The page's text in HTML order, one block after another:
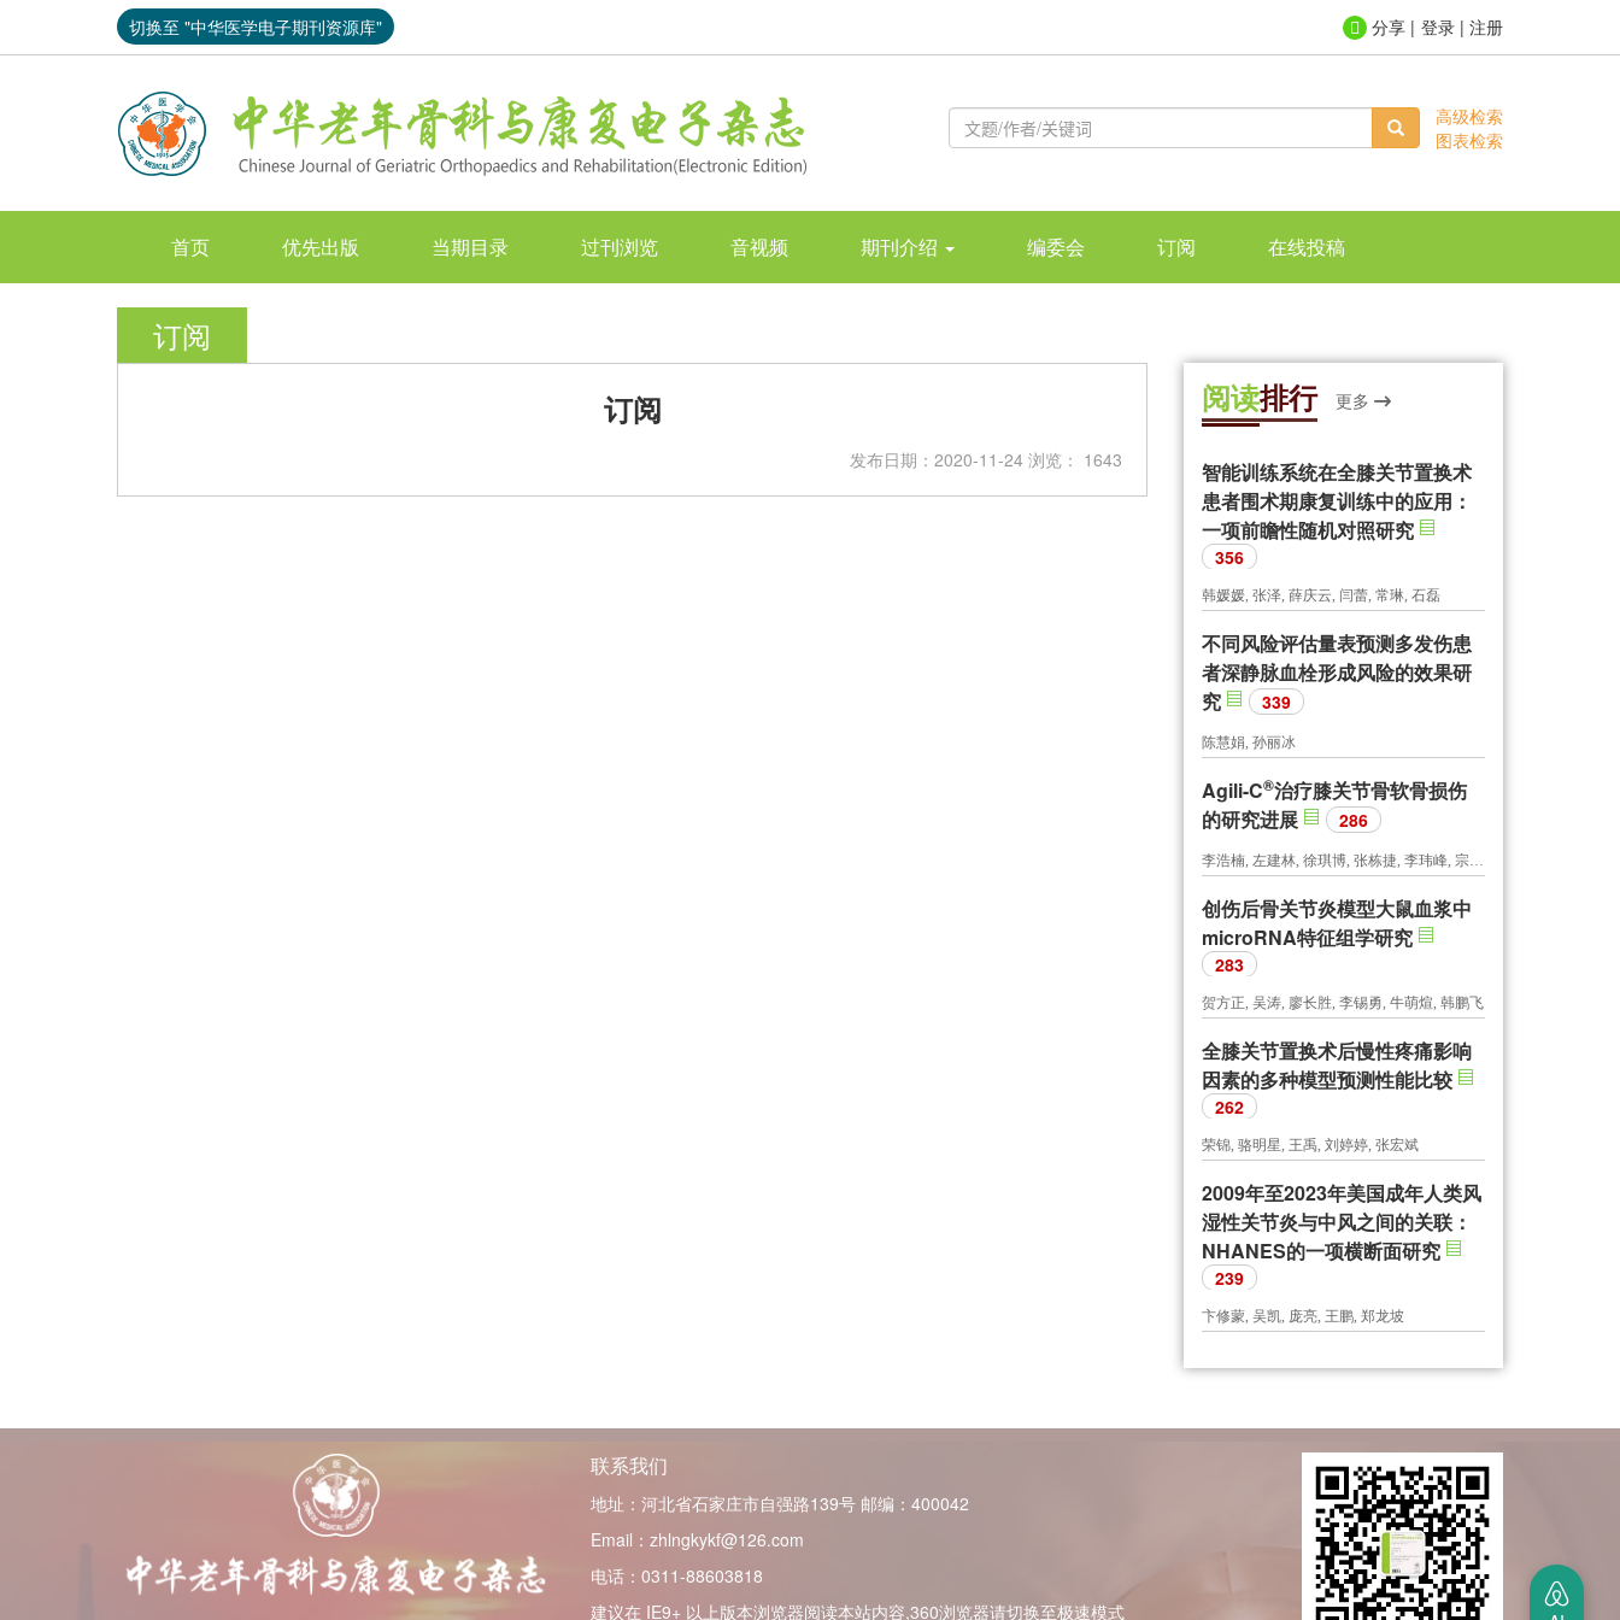
切换至 "中华医学电子期刊资源库" 登录 | 注册
高级检索
图表检索
首页 优先出版 当期目录 过刊浏览 音视频 期刊介绍 编委会 订阅 在线投稿
订阅
订阅
发布日期：2020-11-24 浏览： 1643
阅读排行 更多
智能训练系统在全膝关节置换术
患者围术期康复训练中的应用：
一项前瞻性随机对照研究
356
韩媛媛, 张泽, 薛庆云, 闫蕾, 常琳, 石磊
不同风险评估量表预测多发伤患
者深静脉血栓形成风险的效果研
究
339
陈慧娟, 孙丽冰
Agili-C®治疗膝关节骨软骨损伤
的研究进展
286
李浩楠, 左建林, 徐琪博, 张栋捷, 李玮峰, 宗辰旭, 肖建林
创伤后骨关节炎模型大鼠血浆中
microRNA特征组学研究
283
贺方正, 吴涛, 廖长胜, 李锡勇, 牛萌煊, 韩鹏飞
全膝关节置换术后慢性疼痛影响
因素的多种模型预测性能比较
262
荣锦, 骆明星, 王禹, 刘婷婷, 张宏斌
2009年至2023年美国成年人类风
湿性关节炎与中风之间的关联：
NHANES的一项横断面研究
239
卞修蒙, 吴凯, 庞亮, 王鹏, 郑龙坡
联系我们
地址：河北省石家庄市自强路139号 邮编：400042
Email：zhlngkykf@126.com
电话：0311-88603818
建议在 IE9+ 以上版本浏览器阅读本站内容,360浏览器请切换至极速模式